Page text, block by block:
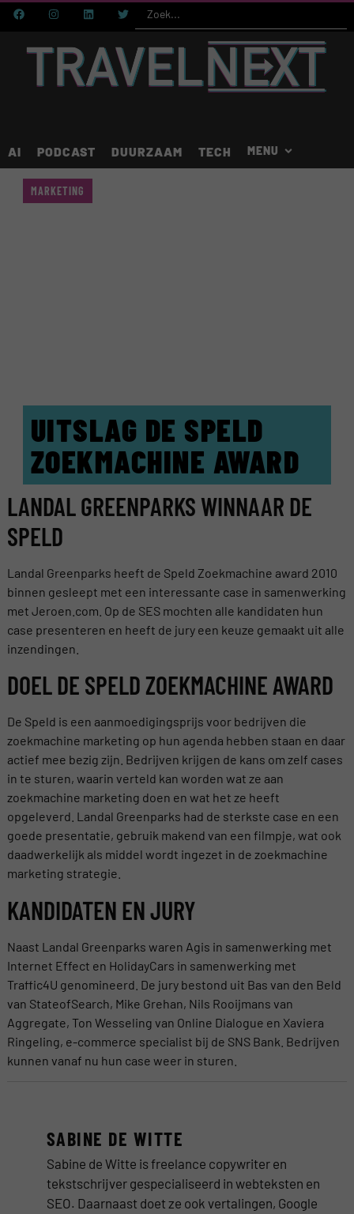
AI PODCAST DUURZAAM TECH
UITSLAG DE SPELD
ZOEKMACHINE AWARD
MARKETING
LANDAL GREENPARKS WINNAAR DE
SPELD
Landal Greenparks heeft de Speld Zoekmachine award 2010
binnen gesleept met een interessante case in samenwerking
met Jeroen.com. Op de SES mochten alle kandidaten hun
case presenteren en heeft de jury een keuze gemaakt uit alle
inzendingen.
DOEL DE SPELD ZOEKMACHINE AWARD
De Speld is een aanmoedigingsprijs voor bedrijven die
zoekmachine marketing op hun agenda hebben staan en daar
actief mee bezig zijn. Bedrijven krijgen de kans om zelf cases
in te sturen, waarin verteld kan worden wat ze aan
zoekmachine marketing doen en wat het ze heeft
opgeleverd. Landal Greenparks had de sterkste case en een
goede presentatie, gebruik makend van een filmpje, wat ook
daadwerkelijk als middel wordt ingezet in de zoekmachine
marketing strategie.
KANDIDATEN EN JURY
Naast Landal Greenparks waren Agis in samenwerking met
Internet Effect en HolidayCars in samenwerking met
Traffic4U genomineerd. De jury bestond uit Bas van den Beld
van StateofSearch, Mike Grehan, Nils Rooijmans van
Aggregate, Ton Wesseling van Online Dialogue en Xaviera
Ringeling, e-commerce specialist bij de SNS Bank. Bedrijven
kunnen vanaf nu hun case weer in sturen.
SABINE DE WITTE
Sabine de Witte is freelance copywriter en
tekstschrijver gespecialiseerd in webteksten en
SEO. Daarnaast doet ze ook vertalingen, Google